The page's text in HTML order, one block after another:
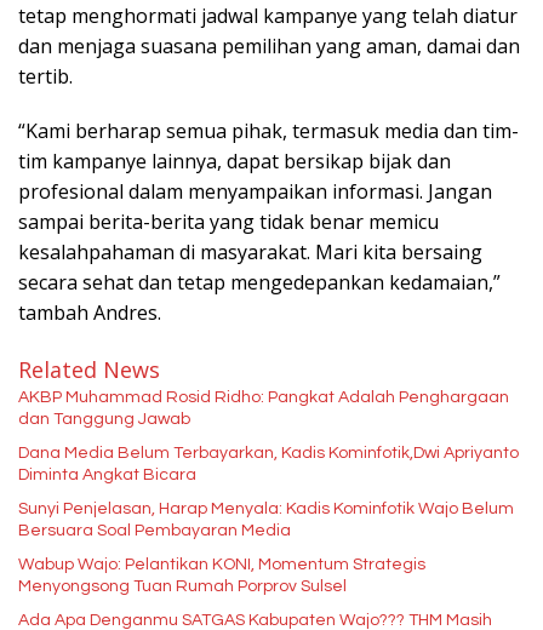
tetap menghormati jadwal kampanye yang telah diatur
dan menjaga suasana pemilihan yang aman, damai dan
tertib.
“Kami berharap semua pihak, termasuk media dan tim-
tim kampanye lainnya, dapat bersikap bijak dan
profesional dalam menyampaikan informasi. Jangan
sampai berita-berita yang tidak benar memicu
kesalahpahaman di masyarakat. Mari kita bersaing
secara sehat dan tetap mengedepankan kedamaian,”
tambah Andres.
Related News
AKBP Muhammad Rosid Ridho: Pangkat Adalah Penghargaan
dan Tanggung Jawab
Dana Media Belum Terbayarkan, Kadis Kominfotik,Dwi Apriyanto
Diminta Angkat Bicara
Sunyi Penjelasan, Harap Menyala: Kadis Kominfotik Wajo Belum
Bersuara Soal Pembayaran Media
Wabup Wajo: Pelantikan KONI, Momentum Strategis
Menyongsong Tuan Rumah Porprov Sulsel
Ada Apa Denganmu SATGAS Kabupaten Wajo??? THM Masih